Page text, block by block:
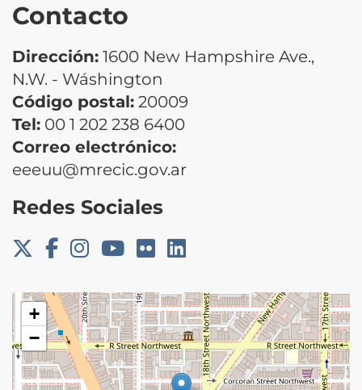
Contacto
Dirección: 1600 New Hampshire Ave.,
N.W. - Wáshington
Código postal: 20009
Tel: 00 1 202 238 6400
Correo electrónico:
eeeuu@mrecic.gov.ar
Redes Sociales
+
−